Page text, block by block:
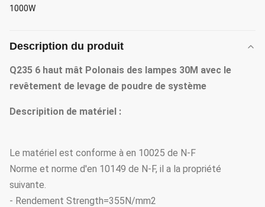
1000W
Description du produit
Q235 6 haut mât Polonais des lampes 30M avec le
revêtement de levage de poudre de système
Descripition de matériel :
Le matériel est conforme à en 10025 de N-F
Norme et norme d'en 10149 de N-F, il a la propriété
suivante.
- Rendement Strength=355N/mm2